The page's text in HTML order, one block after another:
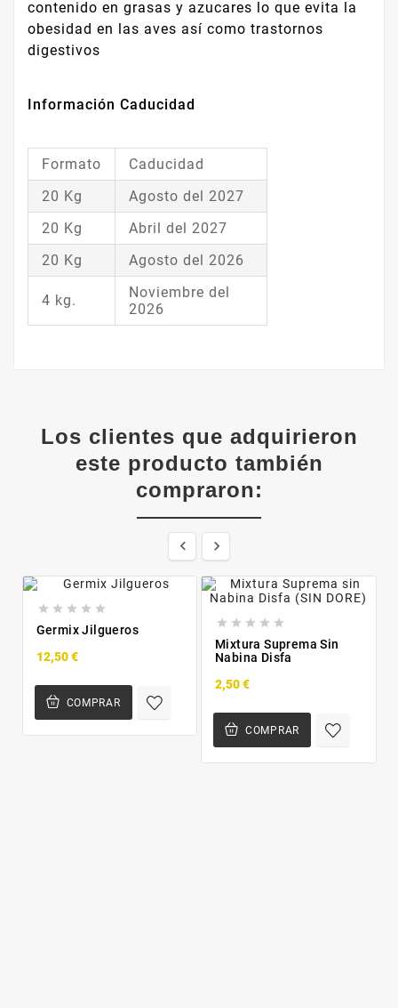
contenido en grasas y azucares lo que evita la
obesidad en las aves así como trastornos
digestivos
Información Caducidad
Formato
Caducidad
20 Kg
Agosto del 2027
20 Kg
Abril del 2027
20 Kg
Agosto del 2026
4 kg.
Noviembre del
2026
Los clientes que adquirieron
este producto también
compraron:
 
    
Germix Jilgueros
12,50 €
COMPRAR
    
Mixtura Suprema Sin
Nabina Disfa
2,50 €
COMPRAR